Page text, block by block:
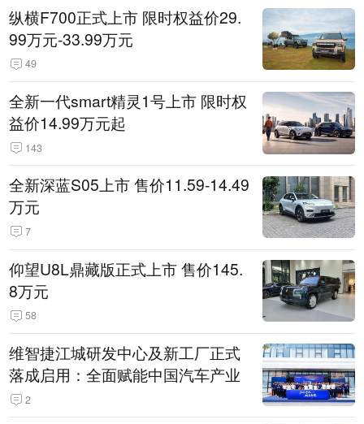
纵横F700正式上市 限时权益价29.
99万元-33.99万元
49
全新一代smart精灵1号上市 限时权
益价14.99万元起
143
全新深蓝S05上市 售价11.59-14.49
万元
7
仰望U8L鼎藏版正式上市 售价145.
8万元
58
维智捷江城研发中心及新工厂正式
落成启用：全面赋能中国汽车产业
2